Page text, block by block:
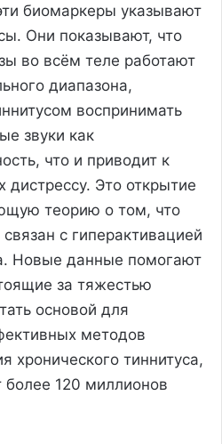
биомаркеры указывают
Они показывают, что
во всём теле работают
диапазона,
воспринимать
звуки как
что и приводит к
дистрессу. Это открытие
теорию о том, что
с гиперактивацией
Новые данные помогают
за тяжестью
основой для
методов
хронического тиннитуса,
более 120 миллионов